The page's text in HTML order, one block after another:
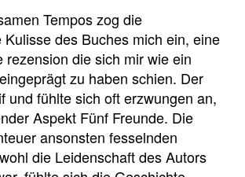
Tempos zog die
des Buches mich ein, eine
rezension die sich mir wie ein
zu haben schien. Der
und fühlte sich oft erzwungen an,
Aspekt Fünf Freunde. Die
ansonsten fesselnden
die Leidenschaft des Autors